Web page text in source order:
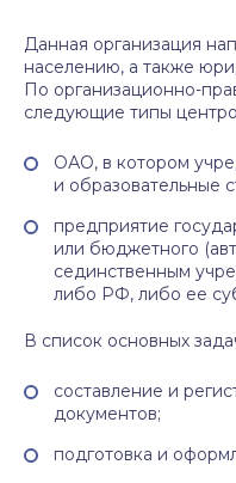
Данная организация
населению, а также
По организационно-
следующие типы
ОАО, в котором
и образовательные
предприятие
или бюджетного
сединственным
либо РФ, либо ее
В список основных
составление и
документов;
подготовка и